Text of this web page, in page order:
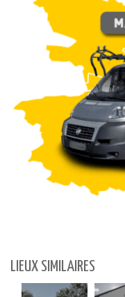
LIEUX SIMILAIRES